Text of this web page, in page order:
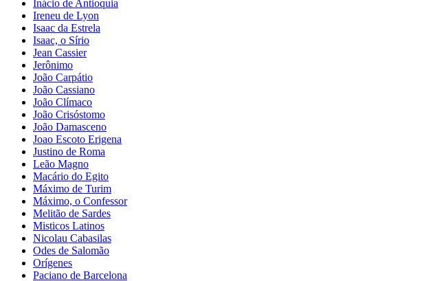
Inácio de Antioquia
Ireneu de Lyon
Isaac da Estrela
Isaac, o Sírio
Jean Cassier
Jerônimo
João Carpátio
João Cassiano
João Clímaco
João Crisóstomo
João Damasceno
Joao Escoto Erigena
Justino de Roma
Leão Magno
Macário do Egito
Máximo de Turim
Máximo, o Confessor
Melitão de Sardes
Misticos Latinos
Nicolau Cabasilas
Odes de Salomão
Orígenes
Paciano de Barcelona